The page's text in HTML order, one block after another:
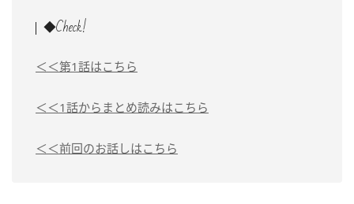
◆Check!
＜＜第1話はこちら
＜＜1話からまとめ読みはこちら
＜＜前回のお話しはこちら